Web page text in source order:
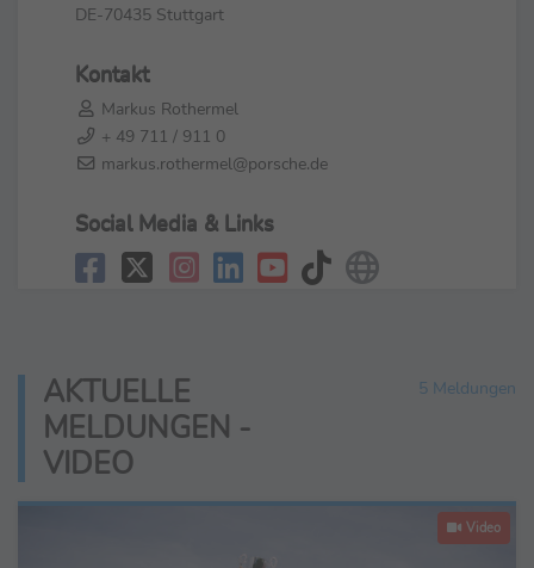
DE-70435 Stuttgart
Kontakt
Markus Rothermel
+ 49 711 / 911 0
markus.rothermel@porsche.de
Social Media & Links
AKTUELLE
MELDUNGEN -
VIDEO
5 Meldungen
Video